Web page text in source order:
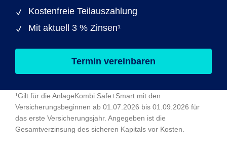
Kostenfreie Teilauszahlung
Mit aktuell 3 % Zinsen¹
Termin vereinbaren
¹Gilt für die AnlageKombi Safe+Smart mit den
Versicherungsbeginnen ab 01.07.2026 bis 01.09.2026 für
das erste Versicherungsjahr. Angegeben ist die
Gesamtverzinsung des sicheren Kapitals vor Kosten.